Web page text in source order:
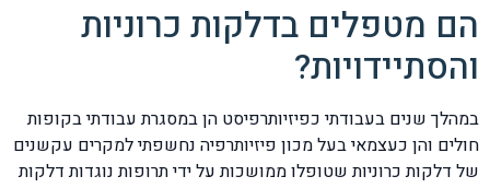
הם מטפלים בדלקות כרוניות
והסתיידויות?
במהלך שנים בעבודתי כפיזיותרפיסט הן במסגרת עבודתי בקופות
חולים והן כעצמאי בעל מכון פיזיותרפיה נחשפתי למקרים עקשנים
של דלקות כרוניות שטופלו ממושכות על ידי תרופות נוגדות דלקות